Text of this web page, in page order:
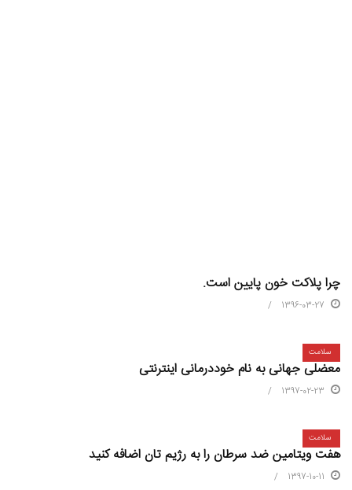
چرا پلاکت خون پایین است.
1396-03-27
سلامت
معضلی جهانی به نام خوددرمانی اینترنتی
1397-02-23
سلامت
هفت ویتامین ضد سرطان را به رژیم تان اضافه کنید
1397-10-11